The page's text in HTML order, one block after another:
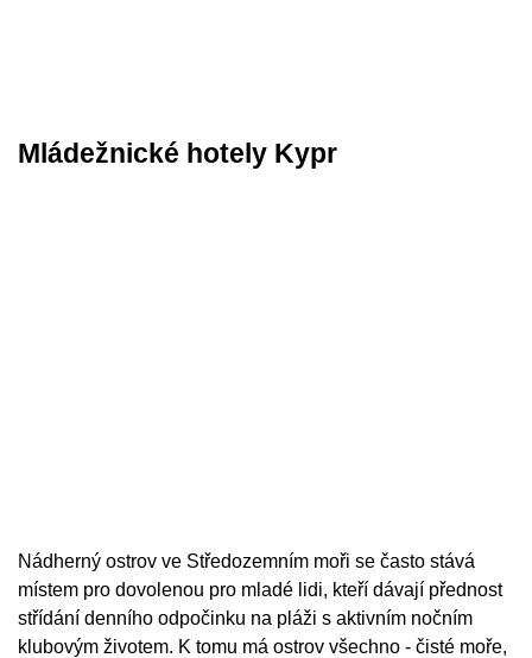
Mládežnické hotely Kypr
Nádherný ostrov ve Středozemním moři se často stává
místem pro dovolenou pro mladé lidi, kteří dávají přednost
střídání denního odpočinku na pláži s aktivním nočním
klubovým životem. K tomu má ostrov všechno - čisté moře,